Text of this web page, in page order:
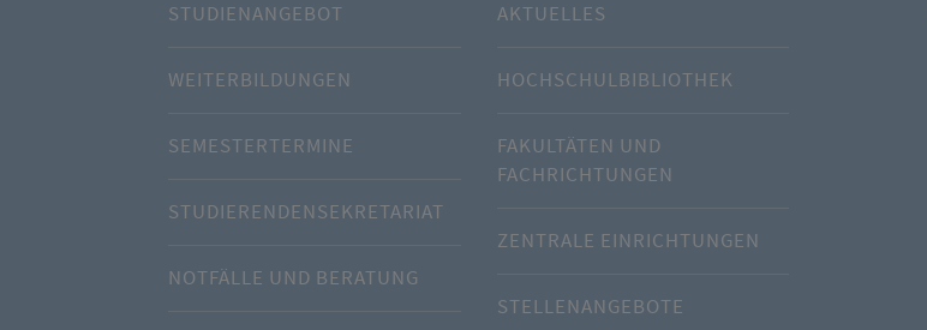
STUDIENANGEBOT
WEITERBILDUNGEN
SEMESTERTERMINE
STUDIERENDENSEKRETARIAT
NOTFÄLLE UND BERATUNG
AKTUELLES
HOCHSCHULBIBLIOTHEK
FAKULTÄTEN UND
FACHRICHTUNGEN
ZENTRALE EINRICHTUNGEN
STELLENANGEBOTE